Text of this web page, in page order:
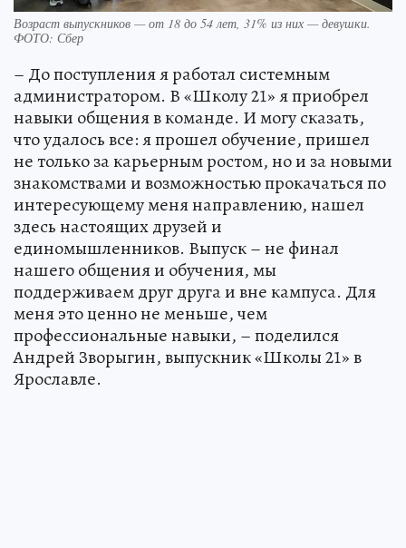
Возраст выпускников — от 18 до 54 лет, 31% из них — девушки.
ФОТО: Сбер
– До поступления я работал системным
администратором. В «Школу 21» я приобрел
навыки общения в команде. И могу сказать,
что удалось все: я прошел обучение, пришел
не только за карьерным ростом, но и за новыми
знакомствами и возможностью прокачаться по
интересующему меня направлению, нашел
здесь настоящих друзей и
единомышленников. Выпуск – не финал
нашего общения и обучения, мы
поддерживаем друг друга и вне кампуса. Для
меня это ценно не меньше, чем
профессиональные навыки, – поделился
Андрей Зворыгин, выпускник «Школы 21» в
Ярославле.